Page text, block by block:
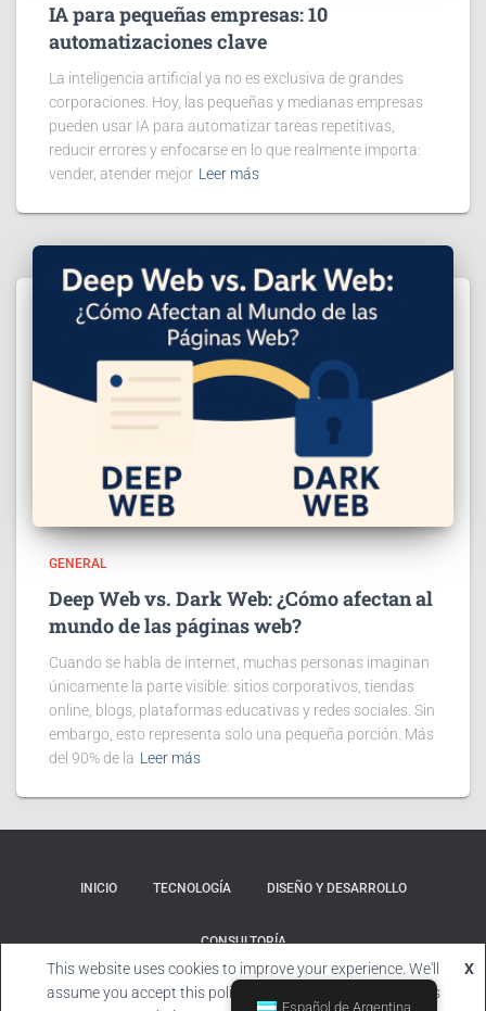
IA para pequeñas empresas: 10
automatizaciones clave
La inteligencia artificial ya no es exclusiva de grandes
corporaciones. Hoy, las pequeñas y medianas empresas
pueden usar IA para automatizar tareas repetitivas,
reducir errores y enfocarse en lo que realmente importa:
vender, atender mejor Leer más
GENERAL
Deep Web vs. Dark Web: ¿Cómo afectan al
mundo de las páginas web?
Cuando se habla de internet, muchas personas imaginan
únicamente la parte visible: sitios corporativos, tiendas
online, blogs, plataformas educativas y redes sociales. Sin
embargo, esto representa solo una pequeña porción. Más
del 90% de la Leer más
INICIO TECNOLOGÍA DISEÑO Y DESARROLLO
CONSULTORÍA
Hestia | Desarrollado por
This website uses cookies to improve your experience. We'll
assume you accept this policy as long as you are using this
X
Español de Argentina